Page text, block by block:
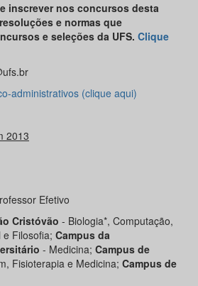
inscrever nos concursos desta
e normas que
e seleções da UFS. Clique
administrativos (clique aqui)
2013
Efetivo
Cristóvão - Biologia*, Computação,
e Filosofia; Campus da
- Medicina; Campus de
Fisioterapia e Medicina; Campus de